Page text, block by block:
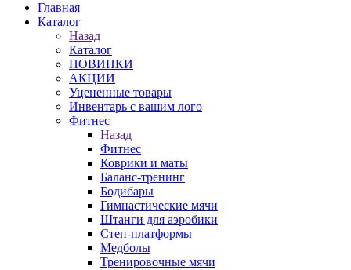
Главная
Каталог
Назад
Каталог
НОВИНКИ
АКЦИИ
Уцененные товары
Инвентарь с вашим лого
Фитнес
Назад
Фитнес
Коврики и маты
Баланс-тренинг
Бодибары
Гимнастические мячи
Штанги для аэробики
Степ-платформы
Медболы
Тренировочные мячи